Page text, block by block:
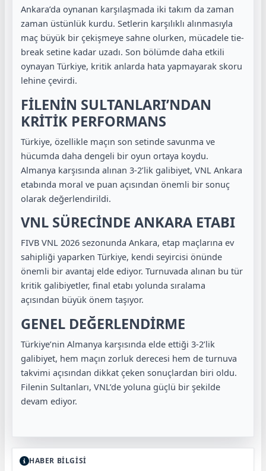
Ankara’da oynanan karşılaşmada iki takım da zaman
zaman üstünlük kurdu. Setlerin karşılıklı alınmasıyla
maç büyük bir çekişmeye sahne olurken, mücadele tie-
break setine kadar uzadı. Son bölümde daha etkili
oynayan Türkiye, kritik anlarda hata yapmayarak skoru
lehine çevirdi.
FİLENİN SULTANLARI’NDAN
KRİTİK PERFORMANS
Türkiye, özellikle maçın son setinde savunma ve
hücumda daha dengeli bir oyun ortaya koydu.
Almanya karşısında alınan 3-2’lik galibiyet, VNL Ankara
etabında moral ve puan açısından önemli bir sonuç
olarak değerlendirildi.
VNL SÜRECİNDE ANKARA ETABI
FIVB VNL 2026 sezonunda Ankara, etap maçlarına ev
sahipliği yaparken Türkiye, kendi seyircisi önünde
önemli bir avantaj elde ediyor. Turnuvada alınan bu tür
kritik galibiyetler, final etabı yolunda sıralama
açısından büyük önem taşıyor.
GENEL DEĞERLENDİRME
Türkiye’nin Almanya karşısında elde ettiği 3-2’lik
galibiyet, hem maçın zorluk derecesi hem de turnuva
takvimi açısından dikkat çeken sonuçlardan biri oldu.
Filenin Sultanları, VNL’de yoluna güçlü bir şekilde
devam ediyor.
HABER BİLGİSİ